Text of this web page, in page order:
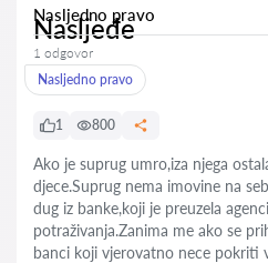
Nasljedno pravo
Nasljeđe
1 odgovor
Nasljedno pravo
1 800
Ako je suprug umro,iza njega
djece.Suprug nema imovine na
dug iz banke,koji je preuzela
potraživanja.Zanima me ako se
banci koji vjerovatno nece pokriti